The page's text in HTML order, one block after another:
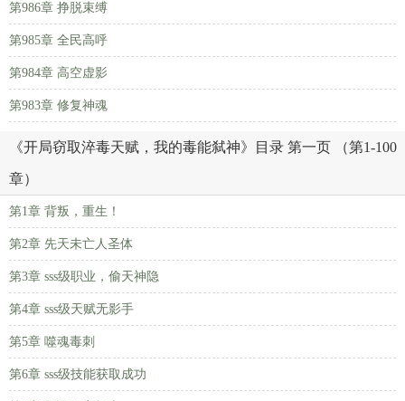
第986章 挣脱束缚
第985章 全民高呼
第984章 高空虚影
第983章 修复神魂
《开局窃取淬毒天赋，我的毒能弑神》目录 第一页 （第1-100
章）
第1章 背叛，重生！
第2章 先天未亡人圣体
第3章 sss级职业，偷天神隐
第4章 sss级天赋无影手
第5章 噬魂毒刺
第6章 sss级技能获取成功